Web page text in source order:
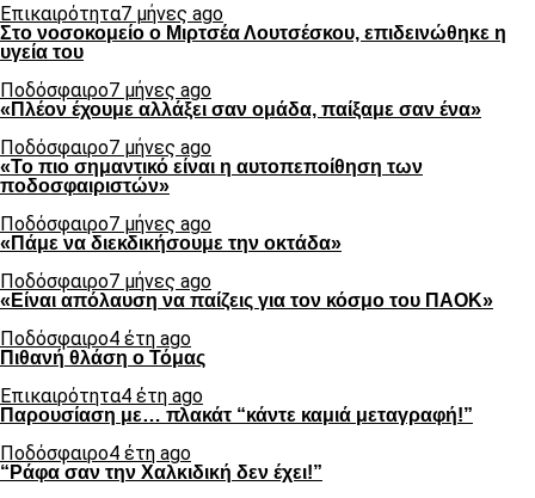
Επικαιρότητα7 μήνες ago
Στο νοσοκομείο ο Μιρτσέα Λουτσέσκου, επιδεινώθηκε η
υγεία του
Ποδόσφαιρο7 μήνες ago
«Πλέον έχουμε αλλάξει σαν ομάδα, παίξαμε σαν ένα»
Ποδόσφαιρο7 μήνες ago
«Το πιο σημαντικό είναι η αυτοπεποίθηση των
ποδοσφαιριστών»
Ποδόσφαιρο7 μήνες ago
«Πάμε να διεκδικήσουμε την οκτάδα»
Ποδόσφαιρο7 μήνες ago
«Είναι απόλαυση να παίζεις για τον κόσμο του ΠΑΟΚ»
Ποδόσφαιρο4 έτη ago
Πιθανή θλάση ο Τόμας
Επικαιρότητα4 έτη ago
Παρουσίαση με… πλακάτ “κάντε καμιά μεταγραφή!”
Ποδόσφαιρο4 έτη ago
“Ράφα σαν την Χαλκιδική δεν έχει!”